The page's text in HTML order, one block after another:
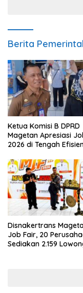
Berita
Ketua Komisi B DPRD
Magetan Apresiasi
2026 di Tengah
Disnakertrans
Job Fair, 20
Sediakan 2.159